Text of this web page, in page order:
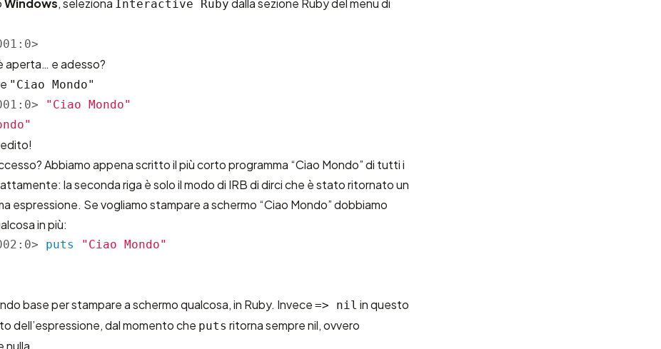
Windows, seleziona Interactive Ruby dalla sezione Ruby del menu di
aperta… e adesso?
"Ciao Mondo"
"Ciao Mondo"
Abbiamo appena scritto il più corto programma “Ciao Mondo” di tutti i
la seconda riga è solo il modo di IRB di dirci che è stato ritornato un
espressione. Se vogliamo stampare a schermo “Ciao Mondo” dobbiamo
in più:
puts
"Ciao Mondo"
base per stampare a schermo qualcosa, in Ruby. Invece => nil in questo
dell’espressione, dal momento che puts ritorna sempre nil, ovvero
nulla.